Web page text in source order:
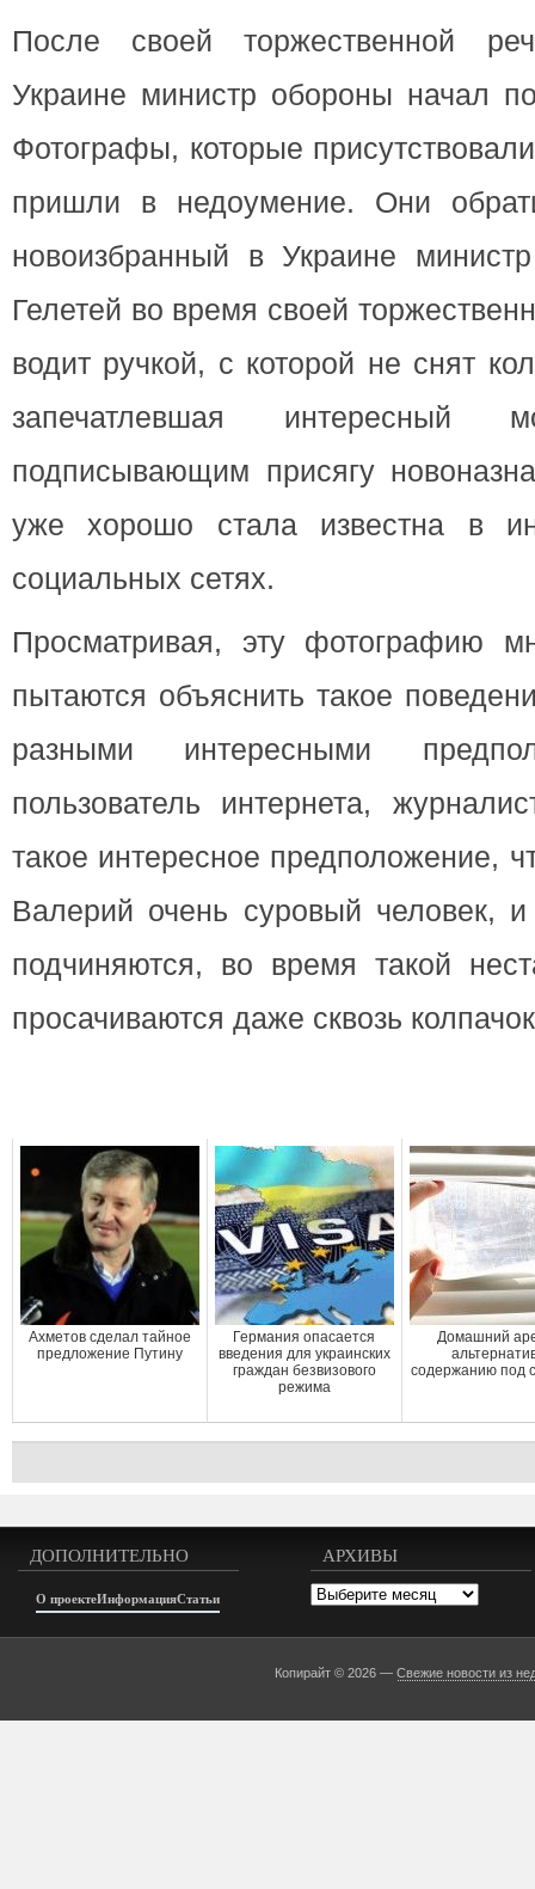
После своей торжественной
Украине министр обороны начал
Фотографы, которые
пришли в недоумение. Они
новоизбранный в Украине
Гелетей во время своей
водит ручкой, с которой не снят
запечатлевшая
подписывающим присягу
уже хорошо стала известна в
социальных сетях.
Просматривая, эту фотографию
пытаются объяснить такое
разными интересными
пользователь интернета,
такое интересное предположение,
Валерий очень суровый человек,
подчиняются, во время такой
просачиваются даже сквозь
Ахметов сделал тайное
предложение Путину
Германия опасается
введения для украинских
граждан безвизового
режима
Домашний
содержанию под
ДОПОЛНИТЕЛЬНО
О проектеИнформацияСтатьи
АРХИВЫ
Архивы
Копирайт © 2026 —Свежие новости из